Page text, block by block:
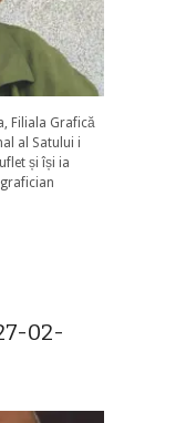
Filiala Grafică
al Satului i
și își ia
02-